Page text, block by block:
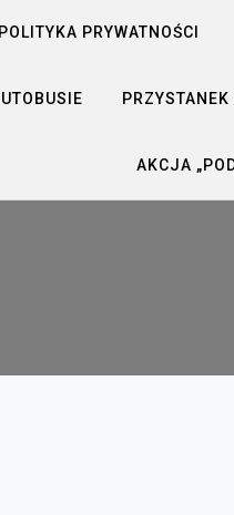
PRYWATNOŚCI
PRZYSTANEK
AKCJA